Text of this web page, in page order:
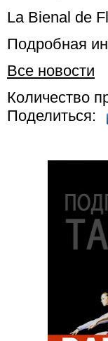
La Bienal de
Подробная
Все новости
Количество
Поделиться: